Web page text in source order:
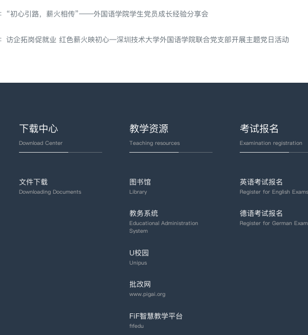
“初心引路，薪火相传”——外国语学院学生党员成长经验分享会
访企拓岗促就业 红色薪火映初心—深圳技术大学外国语学院联合党支部开展主题党日活动
下载中心
Download Center
文件下载
Downloading Documents
教学资源
Teaching resources
图书馆
Library
教务系统
Educational Administration
System
U校园
Unipus
批改网
www.pigai.org
FiF智慧教学平台
fifedu
考试报名
Examination registration
英语考试报名
Register for English Exams
德语考试报名
Register for German